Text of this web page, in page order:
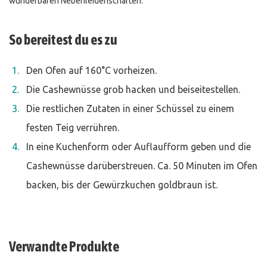
So bereitest du es zu
Den Ofen auf 160°C vorheizen.
Die Cashewnüsse grob hacken und beiseitestellen.
Die restlichen Zutaten in einer Schüssel zu einem
festen Teig verrühren.
In eine Kuchenform oder Auflaufform geben und die
Cashewnüsse darüberstreuen. Ca. 50 Minuten im Ofen
backen, bis der Gewürzkuchen goldbraun ist.
Verwandte Produkte